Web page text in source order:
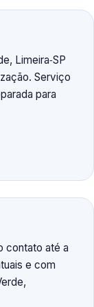
Limeira‑SP
Serviço
para
contato até a
e com